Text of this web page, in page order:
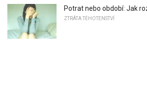
Potrat nebo období: Jak
ZTRÁTA TĚHOTENSTVÍ